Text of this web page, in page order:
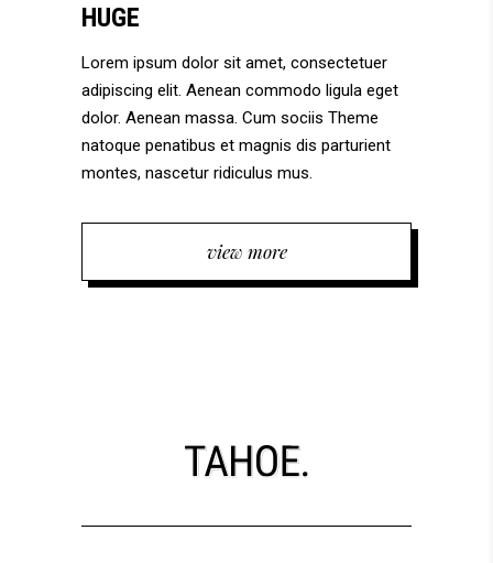
HUGE
Lorem ipsum dolor sit amet, consectetuer
adipiscing elit. Aenean commodo ligula eget
dolor. Aenean massa. Cum sociis Theme
natoque penatibus et magnis dis parturient
montes, nascetur ridiculus mus.
view more